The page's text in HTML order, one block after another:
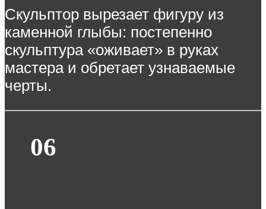
Скульптор вырезает фигуру из
каменной глыбы: постепенно
скульптура «оживает» в руках
мастера и обретает узнаваемые
черты.
06